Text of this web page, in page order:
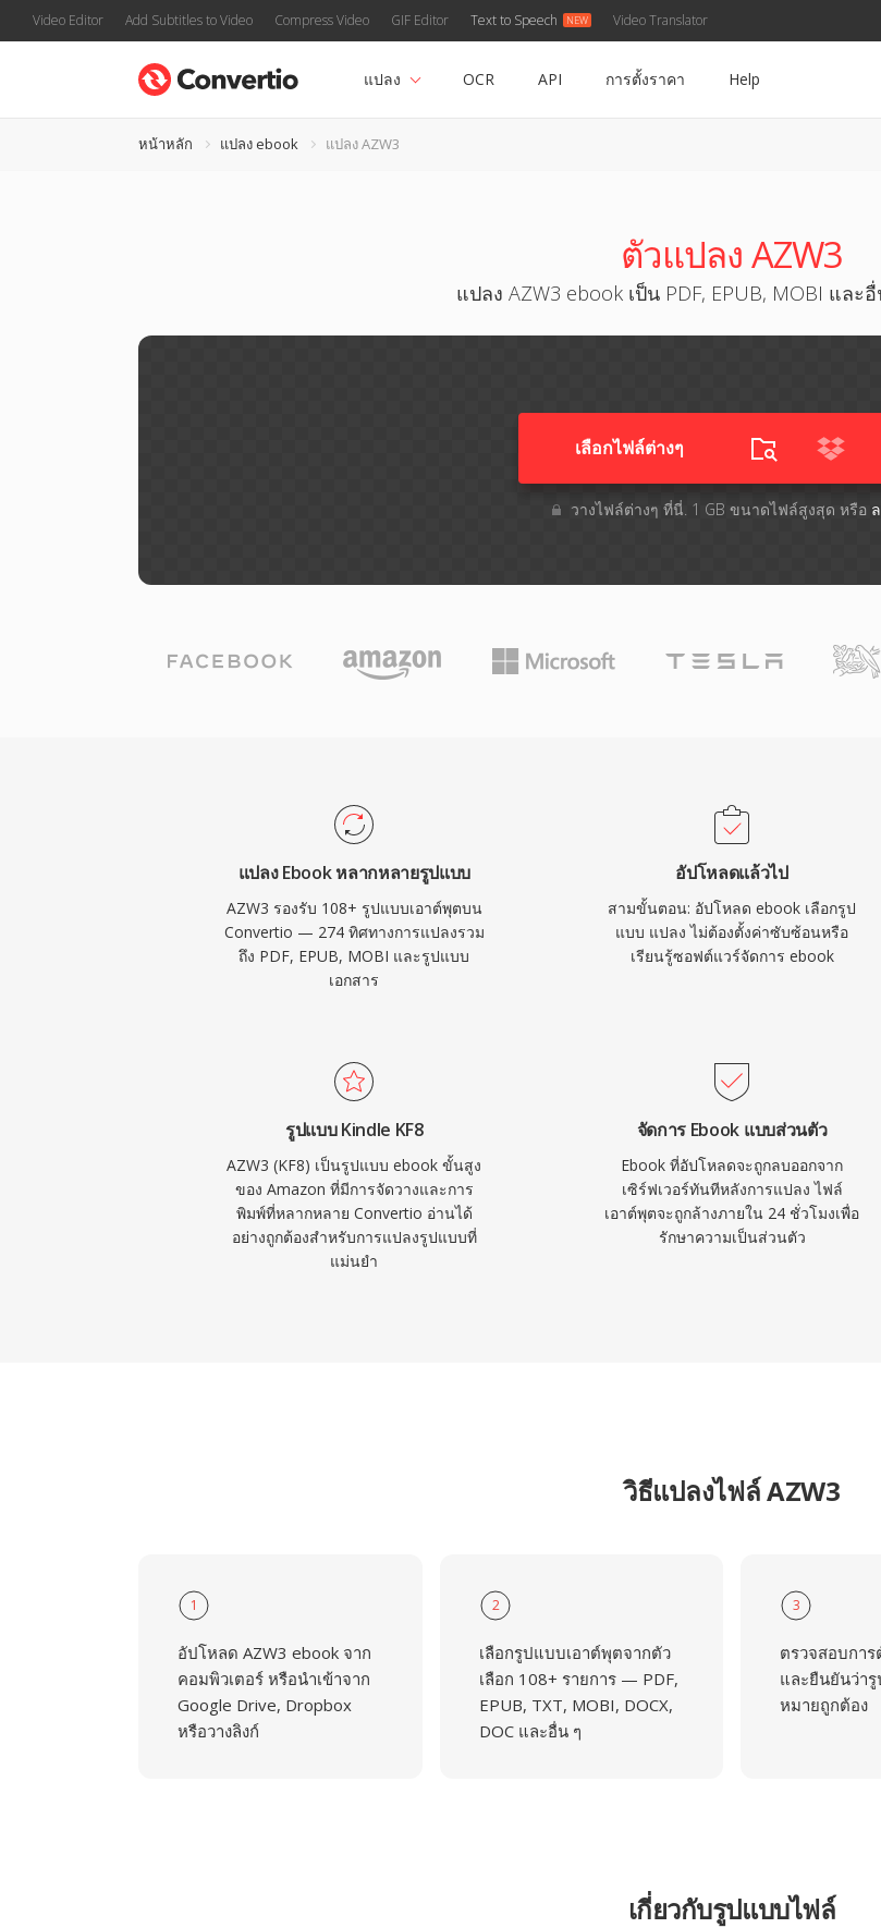
Video Editor Add Subtitles to Video Compress Video GIF Editor Text to Speech Video Translator
แปลง OCR API การตั้งราคา Help
หน้าหลัก แปลง ebook แปลง AZW3
ตัวแปลง AZW3
แปลง AZW3 ebook เป็น PDF, EPUB, MOBI แล
เลือกไฟล์ต่างๆ​
วางไฟล์ต่างๆ​ ที่นี่. 1 GB ขนาดไฟล์สูงสุด หรือ
แปลง Ebook หลากหลายรูปแบบ
AZW3 รองรับ 108+ รูปแบบเอาต์พุตบน
Convertio — 274 ทิศทางการแปลงรวม
ถึง PDF, EPUB, MOBI และรูปแบบ
เอกสาร
อัปโหลดแล้วไป
สามขั้นตอน: อัปโหลด ebook เลือกรูป
แบบ แปลง ไม่ต้องตั้งค่าซับซ้อนหรือ
เรียนรู้ซอฟต์แวร์จัดการ ebook
รูปแบบ Kindle KF8
AZW3 (KF8) เป็นรูปแบบ ebook ขั้นสูง
ของ Amazon ที่มีการจัดวางและการ
พิมพ์ที่หลากหลาย Convertio อ่านได้
อย่างถูกต้องสำหรับการแปลงรูปแบบที่
แม่นยำ
จัดการ Ebook แบบส่วนตัว
Ebook ที่อัปโหลดจะถูกลบออกจาก
เซิร์ฟเวอร์ทันทีหลังการแปลง ไฟล์
เอาต์พุตจะถูกล้างภายใน 24 ชั่วโมงเพื่อ
รักษาความเป็นส่วนตัว
วิธีแปลงไฟล์ AZW3
1
อัปโหลด AZW3 ebook จาก
คอมพิวเตอร์ หรือนำเข้าจาก
Google Drive, Dropbox
หรือวางลิงก์
2
เลือกรูปแบบเอาต์พุตจากตัว
เลือก 108+ รายการ — PDF,
EPUB, TXT, MOBI, DOCX,
DOC และอื่น ๆ
3
ตรวจสอบกา
และยืนยันว่า
หมายถูกต้อง
เกี่ยวกับรูปแบบไฟล์